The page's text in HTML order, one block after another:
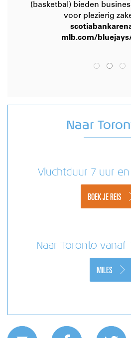
(basketbal) bieden
voor plezierig
mlb.com/
Naar
Vluchtduur 7 uur en
BOEK JE REIS
Naar Toronto vanaf
MILES